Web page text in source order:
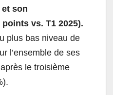
et son
vs. T1 2025).
plus bas niveau de
l’ensemble de ses
le troisième